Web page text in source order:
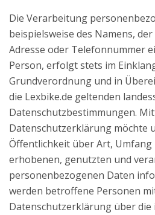
Die Verarbeitung
beispielsweise des Namens,
Adresse oder Telefonnummer
Person, erfolgt stets im
Grundverordnung und in
die Lexbike.de geltenden
Datenschutzbestimmungen.
Datenschutzerklärung möchte
Öffentlichkeit über Art, Umfang
erhobenen, genutzten und
personenbezogenen Daten
werden betroffene Personen
Datenschutzerklärung über die